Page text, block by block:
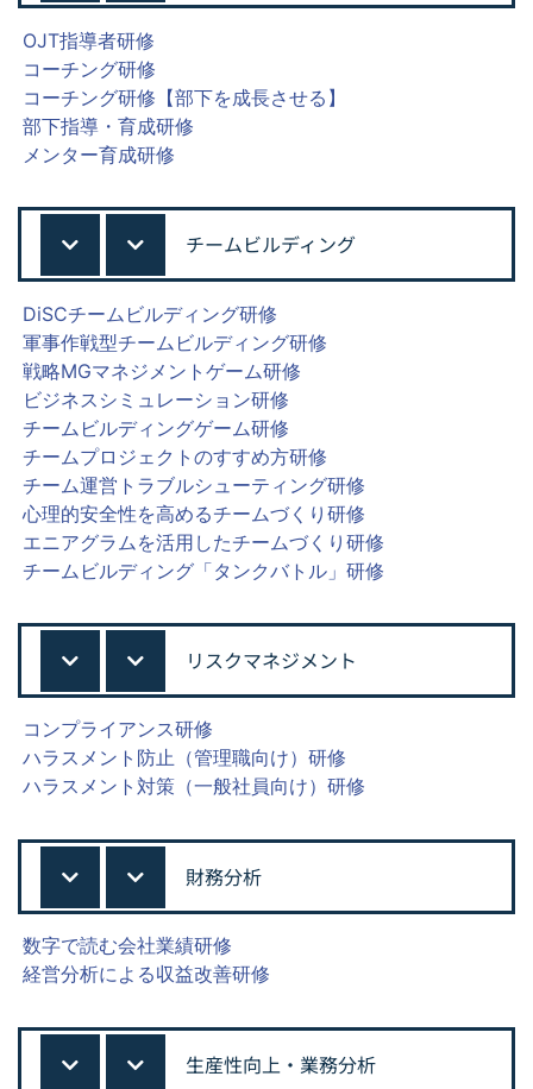
OJT指導者研修
コーチング研修
コーチング研修【部下を成長させる】
部下指導・育成研修
メンター育成研修
チームビルディング
DiSCチームビルディング研修
軍事作戦型チームビルディング研修
戦略MGマネジメントゲーム研修
ビジネスシミュレーション研修
チームビルディングゲーム研修
チームプロジェクトのすすめ方研修
チーム運営トラブルシューティング研修
心理的安全性を高めるチームづくり研修
エニアグラムを活用したチームづくり研修
チームビルディング「タンクバトル」研修
リスクマネジメント
コンプライアンス研修
ハラスメント防止（管理職向け）研修
ハラスメント対策（一般社員向け）研修
財務分析
数字で読む会社業績研修
経営分析による収益改善研修
生産性向上・業務分析